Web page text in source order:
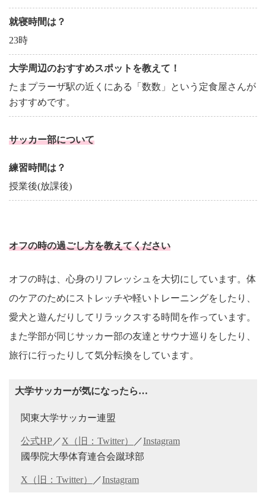
就寝時間は？
23時
大学周辺のおすすめスポットを教えて！
たまプラーザ駅の近くにある「数数」という定食屋さんが
おすすめです。
サッカー部について
練習時間は？
授業後(放課後)
オフの時の過ごし方を教えてください
オフの時は、心身のリフレッシュを大切にしています。体
のケアのためにストレッチや軽いトレーニングをしたり、
愛犬と遊んだりしてリラックスする時間を作っています。
また学部が同じサッカー部の友達とサウナ巡りをしたり、
旅行に行ったりして気分転換をしています。
大学サッカーが気になったら…
関東大学サッカー連盟
公式HP ／X（旧：Twitter） ／Instagram
國學院大學体育連合会蹴球部
X（旧：Twitter） ／Instagram